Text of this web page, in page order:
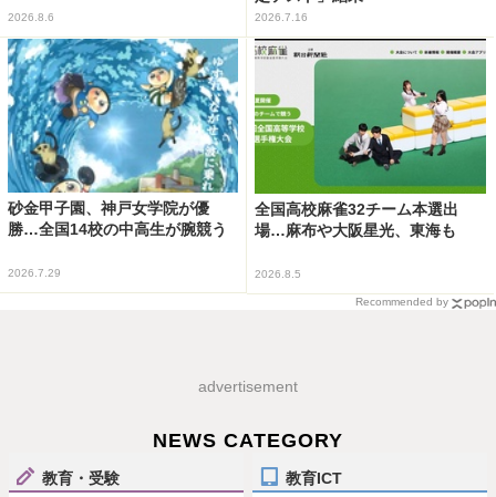
2026.8.6 2026.7.16
砂金甲子園、神戸女学院が優
勝…全国14校の中高生が腕競う
2026.7.29
全国高校麻雀32チーム本選出
場…麻布や大阪星光、東海も
2026.8.5
Recommended by
advertisement
NEWS CATEGORY
教育・受験 教育ICT